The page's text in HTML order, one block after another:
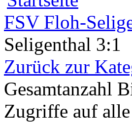
FSV Floh-
Seligenthal 3:1
Zurück zur
Gesamtanzahl
Zugriffe auf